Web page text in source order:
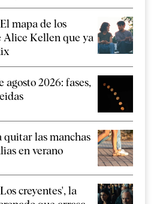
mapa de los
Alice Kellen que ya
2026: fases,
quitar las manchas
en verano
creyentes', la